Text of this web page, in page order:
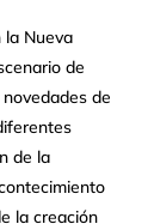
la Nueva
de
de
de la
la creación